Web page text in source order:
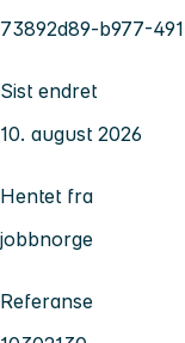
73892d89-b977-
Sist endret
10. august 2026
Hentet fra
jobbnorge
Referanse